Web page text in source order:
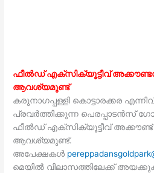
ഫീൽഡ് എക്സിക്യൂട്ടീവ്
ആവശ്യമുണ്ട്
കരുനാഗപ്പള്ളി കൊട്ടാരക്കര
പ്രവർത്തിക്കുന്ന പെരപ്പാടൻസ്
ഫീൽഡ് എക്സിക്യൂട്ടീവ് അക്കൗണ്ട്
ആവശ്യമുണ്ട്.
അപേക്ഷകൾ
മെയിൽ വിലാസത്തിലേക്ക്